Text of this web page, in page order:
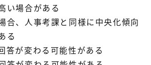
い場合がある
合、人事考課と同様に中央化傾向
る
答が変わる可能性がある